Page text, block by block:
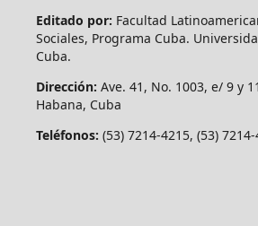
Editado por: Facultad
Sociales, Programa Cuba.
Cuba.
Dirección: Ave. 41, No. 1003, e/ 9 y
Habana, Cuba
Teléfonos: (53) 7214-4215, (53)